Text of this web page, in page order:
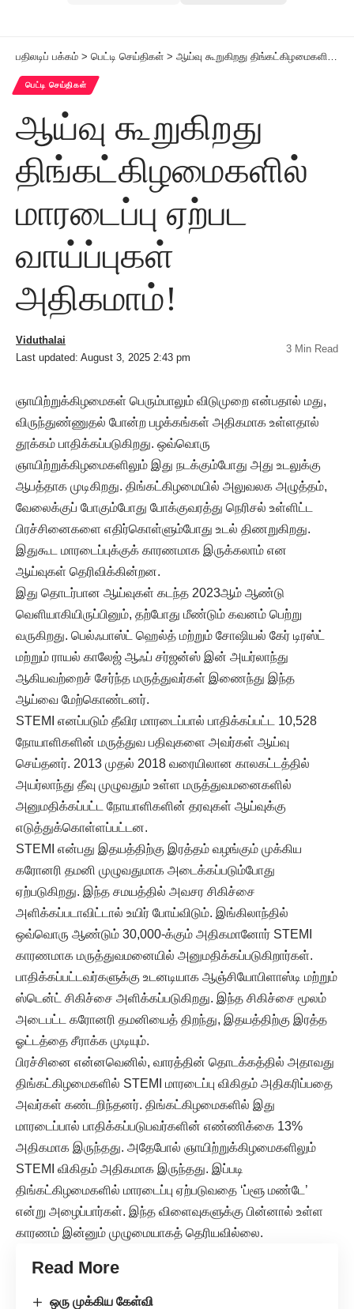
பதிலடிப் பக்கம் > பெட்டி செய்திகள் > ஆய்வு கூறுகிறது திங்கட்கிழமைகளில் மாரடைப்பு ஏற்பட வாய்ப்புகள் அதிகமாம்!
பெட்டி செய்திகள்
ஆய்வு கூறுகிறது
திங்கட்கிழமைகளில்
மாரடைப்பு ஏற்பட
வாய்ப்புகள்
அதிகமாம்!
Last updated: August 3, 2025 2:43 pm
Viduthalai
3 Min Read
ஞாயிற்றுக்கிழமைகள் பெரும்பாலும் விடுமுறை என்பதால் மது,
விருந்துண்ணுதல் போன்ற பழக்கங்கள் அதிகமாக உள்ளதால்
தூக்கம் பாதிக்கப்படுகிறது. ஒவ்வொரு
ஞாயிற்றுக்கிழமைகளிலும் இது நடக்கும்போது அது உடலுக்கு
ஆபத்தாக முடிகிறது. திங்கட்கிழமையில் அலுவலக அழுத்தம்,
வேலைக்குப் போகும்போது போக்குவரத்து நெரிசல் உள்ளிட்ட
பிரச்சினைகளை எதிர்கொள்ளும்போது உடல் திணறுகிறது.
இதுகூட மாரடைப்புக்குக் காரணமாக இருக்கலாம் என
ஆய்வுகள் தெரிவிக்கின்றன.
இது தொடர்பான ஆய்வுகள் கடந்த 2023ஆம் ஆண்டு
வெளியாகியிருப்பினும், தற்போது மீண்டும் கவனம் பெற்று
வருகிறது. பெல்ஃபாஸ்ட் ஹெல்த் மற்றும் சோஷியல் கேர் டிரஸ்ட்
மற்றும் ராயல் காலேஜ் ஆஃப் சர்ஜன்ஸ் இன் அயர்லாந்து
ஆகியவற்றைச் சேர்ந்த மருத்துவர்கள் இணைந்து இந்த
ஆய்வை மேற்கொண்டனர்.
STEMI எனப்படும் தீவிர மாரடைப்பால் பாதிக்கப்பட்ட 10,528
நோயாளிகளின் மருத்துவ பதிவுகளை அவர்கள் ஆய்வு
செய்தனர். 2013 முதல் 2018 வரையிலான காலகட்டத்தில்
அயர்லாந்து தீவு முழுவதும் உள்ள மருத்துவமனைகளில்
அனுமதிக்கப்பட்ட நோயாளிகளின் தரவுகள் ஆய்வுக்கு
எடுத்துக்கொள்ளப்பட்டன.
STEMI என்பது இதயத்திற்கு இரத்தம் வழங்கும் முக்கிய
கரோனரி தமனி முழுவதுமாக அடைக்கப்படும்போது
ஏற்படுகிறது. இந்த சமயத்தில் அவசர சிகிச்சை
அளிக்கப்படாவிட்டால் உயிர் போய்விடும். இங்கிலாந்தில்
ஒவ்வொரு ஆண்டும் 30,000-க்கும் அதிகமானோர் STEMI
காரணமாக மருத்துவமனையில் அனுமதிக்கப்படுகிறார்கள்.
பாதிக்கப்பட்டவர்களுக்கு உடனடியாக ஆஞ்சியோபிளாஸ்டி மற்றும்
ஸ்டென்ட் சிகிச்சை அளிக்கப்படுகிறது. இந்த சிகிச்சை மூலம்
அடைபட்ட கரோனரி தமனியைத் திறந்து, இதயத்திற்கு இரத்த
ஓட்டத்தை சீராக்க முடியும்.
பிரச்சினை என்னவெனில், வாரத்தின் தொடக்கத்தில் அதாவது
திங்கட்கிழமைகளில் STEMI மாரடைப்பு விகிதம் அதிகரிப்பதை
அவர்கள் கண்டறிந்தனர். திங்கட்கிழமைகளில் இது
மாரடைப்பால் பாதிக்கப்படுபவர்களின் எண்ணிக்கை 13%
அதிகமாக இருந்தது. அதேபோல் ஞாயிற்றுக்கிழமைகளிலும்
STEMI விகிதம் அதிகமாக இருந்தது. இப்படி
திங்கட்கிழமைகளில் மாரடைப்பு ஏற்படுவதை ‘ப்ளூ மண்டே’
என்று அழைப்பார்கள். இந்த விளைவுகளுக்கு பின்னால் உள்ள
காரணம் இன்னும் முழுமையாகத் தெரியவில்லை.
Read More
ஒரு முக்கிய கேள்வி